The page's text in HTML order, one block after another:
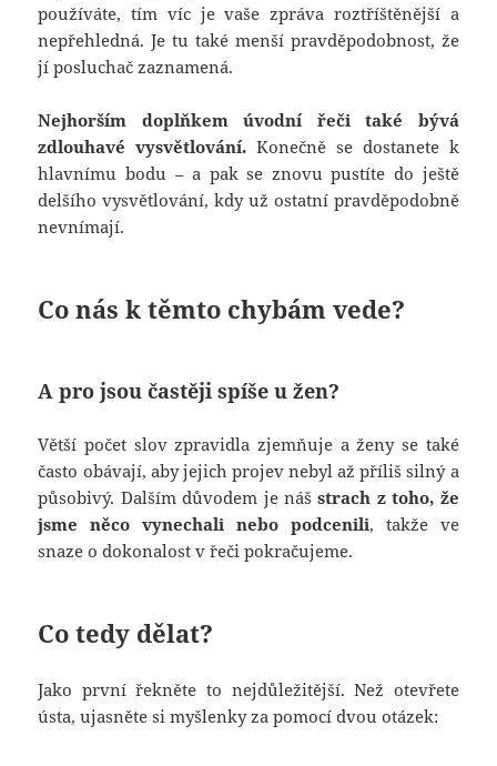
používáte, tím víc je vaše zpráva roztříštěnější a
nepřehledná. Je tu také menší pravděpodobnost, že
jí posluchač zaznamená.
Nejhorším doplňkem úvodní řeči také bývá
zdlouhavé vysvětlování. Konečně se dostanete k
hlavnímu bodu – a pak se znovu pustíte do ještě
delšího vysvětlování, kdy už ostatní pravděpodobně
nevnímají.
Co nás k těmto chybám vede?
A pro jsou častěji spíše u žen?
Větší počet slov zpravidla zjemňuje a ženy se také
často obávají, aby jejich projev nebyl až příliš silný a
působivý. Dalším důvodem je nášstrach z toho, že
jsme něco vynechali nebo podcenili, takže ve
snaze o dokonalost v řeči pokračujeme.
Co tedy dělat?
Jako první řekněte to nejdůležitější. Než otevřete
ústa, ujasněte si myšlenky za pomocí dvou otázek: